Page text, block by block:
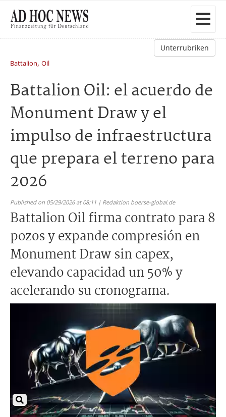
Unterrubriken
Battalion, Oil
Battalion Oil: el acuerdo de
Monument Draw y el
impulso de infraestructura
que prepara el terreno para
2026
Published on 05/29/2026 at 08:11 | Redaktion boerse-global.de
Battalion Oil firma contrato para 8
pozos y expande compresión en
Monument Draw sin capex,
elevando capacidad un 50% y
acelerando su cronograma.